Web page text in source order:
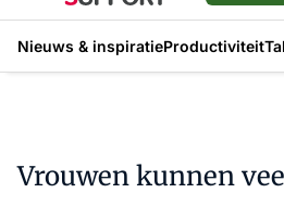
Nieuws & inspiratieProductiviteit
Vrouwen kunnen